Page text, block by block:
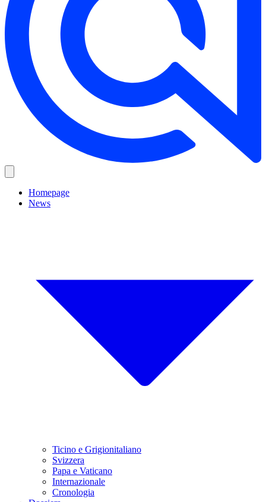
Homepage
News
Ticino e Grigionitaliano
Svizzera
Papa e Vaticano
Internazionale
Cronologia